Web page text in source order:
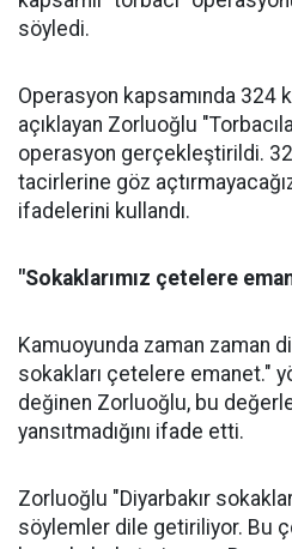
söyledi.
Operasyon kapsamında 324
açıklayan Zorluoğlu
operasyon gerçekleştirildi.
tacirlerine göz
ifadelerini kullandı.
"Sokaklarımız çetelere
Kamuoyunda zaman zaman
sokakları çetelere emanet."
değinen Zorluoğlu, bu
yansıtmadığını ifade etti.
Zorluoğlu "Diyarbakır
söylemler dile getiriliyor. Bu